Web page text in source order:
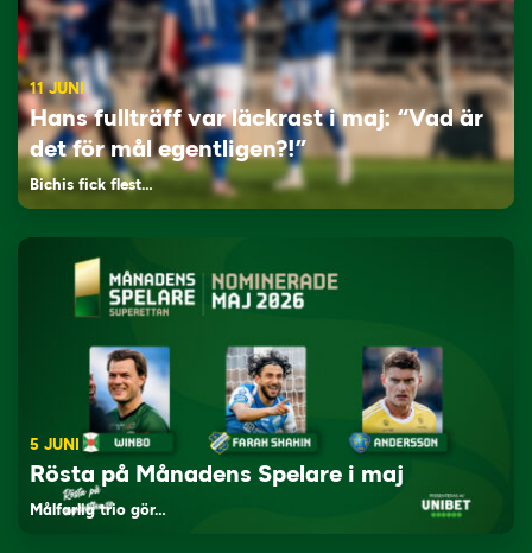
11 JUNI
Hans fullträff var läckrast i maj: “Vad är
det för mål egentligen?!”
Bichis fick flest…
5 JUNI
Rösta på Månadens Spelare i maj
Målfarlig trio gör…